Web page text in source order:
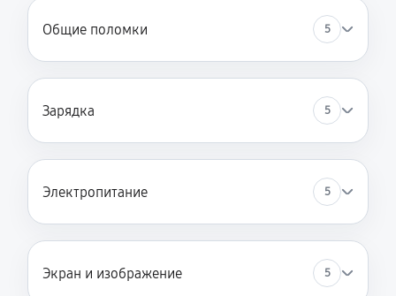
Общие поломки 5
Зарядка 5
Электропитание 5
Экран и изображение 5